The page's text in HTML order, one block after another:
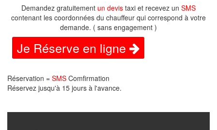
Demandez gratuitement un devis taxi et recevez un SMS
contenant les coordonnées du chauffeur qui correspond à votre
demande. ( sans engagement )
Je Réserve en ligne
Réservation = SMS Comfirmation
Réservez jusqu'à 15 jours à l'avance.